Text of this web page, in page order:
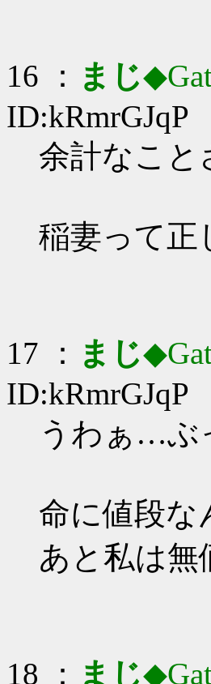
16 ： まじ
ID:kRmrGJqP
余計なこ
稲妻って正
17 ： まじ
ID:kRmrGJqP
うわぁ…ぶ
命に値段な
あと私は無
18 ： まじ